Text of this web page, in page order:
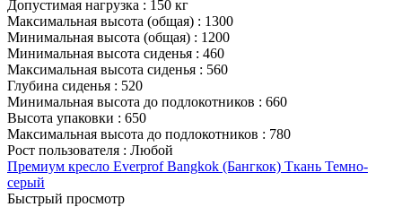
Допустимая нагрузка : 150 кг
Максимальная высота (общая) : 1300
Минимальная высота (общая) : 1200
Минимальная высота сиденья : 460
Максимальная высота сиденья : 560
Глубина сиденья : 520
Минимальная высота до подлокотников : 660
Высота упаковки : 650
Максимальная высота до подлокотников : 780
Рост пользователя : Любой
Премиум кресло Everprof Bangkok (Бангкок) Ткань Темно-
серый
Быстрый просмотр